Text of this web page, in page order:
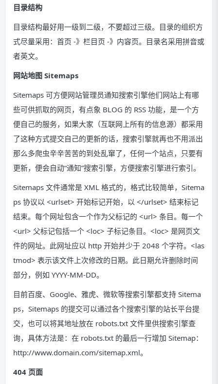
目录结构
目录结构最好用一级到二级，不要超过三级。目录的组织方
式尽量采用：首页 -》栏目页 -》内容页。目录名采用拼音或
者英文。
网站地图 Sitemaps
Sitemaps 可方便网站管理员通知搜索引擎他们网站上有哪
些可供抓取的网页，有点象 BLOG 的 RSS 功能，是一个方
便自己的服务，如果大家（互联网上所有的信息源）都采用
了这种方式提交自己的更新的话，搜索引擎就再也不用派出
那么多爬虫辛辛苦苦的到处乱窜了，任何一个站点，只要有
更新，便会自动“通知”搜索引擎，方便搜索引擎进行索引。
Sitemaps 文件通常是 XML 格式的，格式比较简单，Sitema
ps 协议以 <urlset> 开始标记开始，以 </urlset> 结束标记
结束。每个网址包含一个作为父标记的 <url> 条目。每一个
<url> 父标记包括一个 <loc> 子标记条目。<loc> 是网页文
件的网址。此网址应以 http 开始并少于 2048 个字符。<las
tmod> 表示该文件上次修改的日期。此日期允许删除时间
部分，例如 YYYY-MM-DD。
目前百度、Google、雅虎、微软等搜索引擎都支持 Sitema
ps，Sitemaps 的提交可以通过各个搜索引擎的站长平台提
交，也可以将其地址放在 robots.txt 文件里供搜索引擎查
询，具体方法是：在 robots.txt 的最后一行增加 Sitemap：
http://www.domain.com/sitemap.xml。
404 页面